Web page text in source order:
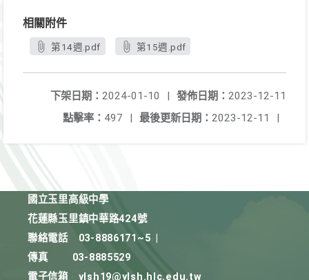
相關附件
第14週.pdf 第15週.pdf
發佈日期： 2023-12-11
下架日期： 2024-01-10
|
最後更新日期： 2023-12-11 |
點擊率： 497 |
國立玉里高級中學
花蓮縣玉里鎮中華路424號
聯絡電話
03-8886171~5
傳真
03-8885529
電子信箱
ylsh19@ylsh.hlc.edu.tw